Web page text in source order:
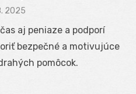
2025
aj peniaze a podporí
bezpečné a motivujúce
pomôcok.